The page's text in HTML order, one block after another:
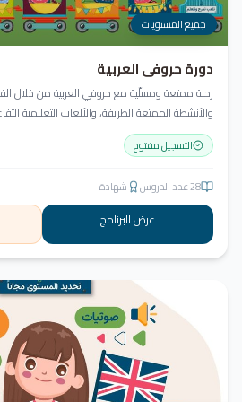
جميع المستويات
دورة حروفي العربية
رحلة ممتعة ومسلّية مع حروفي العربية من خلال
والأنشطة الممتعة الطريفة، والألعاب التعليمية
وأشكالها، التعرف على نمط الكتابة من اليمين إلى
الفتحة، وإثراء الحصيلة اللغوية.
التسجيل مفتوح
28عدد الدروس شهادة
عرض البرنامج